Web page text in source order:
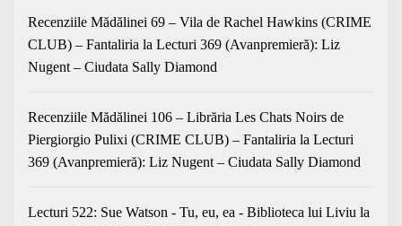
Recenziile Mădălinei 69 – Vila de Rachel Hawkins (CRIME
CLUB) – Fantaliria la Lecturi 369 (Avanpremieră): Liz
Nugent – Ciudata Sally Diamond
Recenziile Mădălinei 106 – Librăria Les Chats Noirs de
Piergiorgio Pulixi (CRIME CLUB) – Fantaliria la Lecturi
369 (Avanpremieră): Liz Nugent – Ciudata Sally Diamond
Lecturi 522: Sue Watson - Tu, eu, ea - Biblioteca lui Liviu la